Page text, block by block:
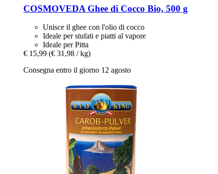
COSMOVEDA Ghee di Cocco Bio, 500 g
Unisce il ghee con l'olio di cocco
Ideale per stufati e piatti al vapore
Ideale per Pitta
€ 15,99 (€ 31,98 / kg)
Consegna entro il giorno 12 agosto